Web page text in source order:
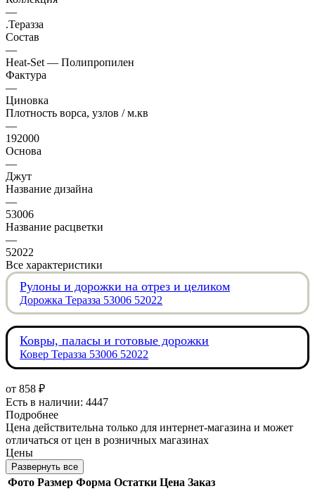
—
.Теразза
Состав
—
Heat-Set — Полипропилен
Фактура
—
Циновка
Плотность ворса, узлов / м.кв
—
192000
Основа
—
Джут
Название дизайна
—
53006
Название расцветки
—
52022
Все характеристики
Рулоны и дорожки на отрез и целиком
Дорожка Теразза 53006 52022
Ковры, паласы и готовые дорожки
Ковер Теразза 53006 52022
от 858 ₽
Есть в наличии: 4447
Подробнее
Цена действительна только для интернет-магазина и может
отличаться от цен в розничных магазинах
Цены
Развернуть все
Фото Размер Форма Остатки Цена Заказ